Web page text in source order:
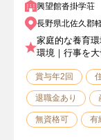
興望館沓掛学荘
長野県北佐久郡
家庭的な養育
環境｜行事を
賞与年2回
退職金あり
無資格可 有